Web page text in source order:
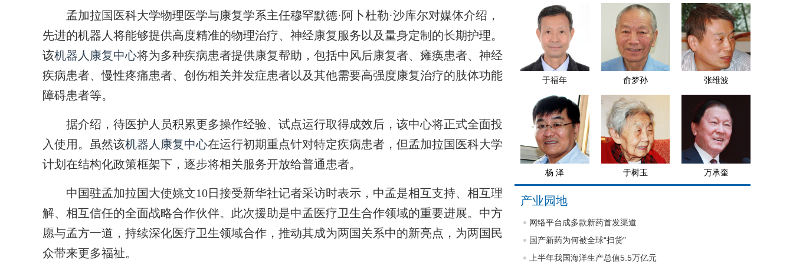
孟加拉国医科大学物理医学与康复学系主任穆罕默德·阿卜杜勒·沙库尔对媒体介绍，
先进的机器人将能够提供高度精准的物理治疗、神经康复服务以及量身定制的长期护理。
该机器人康复中心将为多种疾病患者提供康复帮助，包括中风后康复者、瘫痪患者、神经
疾病患者、慢性疼痛患者、创伤相关并发症患者以及其他需要高强度康复治疗的肢体功能
障碍患者等。
据介绍，待医护人员积累更多操作经验、试点运行取得成效后，该中心将正式全面投
入使用。虽然该机器人康复中心在运行初期重点针对特定疾病患者，但孟加拉国医科大学
计划在结构化政策框架下，逐步将相关服务开放给普通患者。
中国驻孟加拉国大使姚文10日接受新华社记者采访时表示，中孟是相互支持、相互理
解、相互信任的全面战略合作伙伴。此次援助是中孟医疗卫生合作领域的重要进展。中方
愿与孟方一道，持续深化医疗卫生领域合作，推动其成为两国关系中的新亮点，为两国民
众带来更多福祉。
于福年 俞梦孙 张维波
杨 泽 于树玉 万承奎
产业园地
网络平台成多款新药首发渠道
国产新药为何被全球“扫货”
上半年我国海洋生产总值5.5万亿元